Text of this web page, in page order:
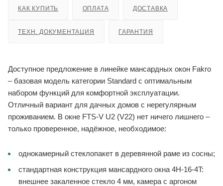
КАК КУПИТЬ ОПЛАТА ДОСТАВКА
ТЕХН. ДОКУМЕНТАЦИЯ ГАРАНТИЯ
Доступное предложение в линейке мансардных окон Fakro
– базовая модель категории Standard с оптимальным
набором функций для комфортной эксплуатации.
Отличный вариант для дачных домов с нерегулярным
проживанием. В окне FTS-V U2 (V22) нет ничего лишнего –
только проверенное, надёжное, необходимое:
однокамерный стеклопакет в деревянной раме из сосны;
стандартная конструкция мансардного окна 4H-16-4T:
внешнее закаленное стекло 4 мм, камера с аргоном